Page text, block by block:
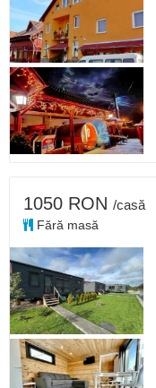
1050 RON /casă
Fără masă